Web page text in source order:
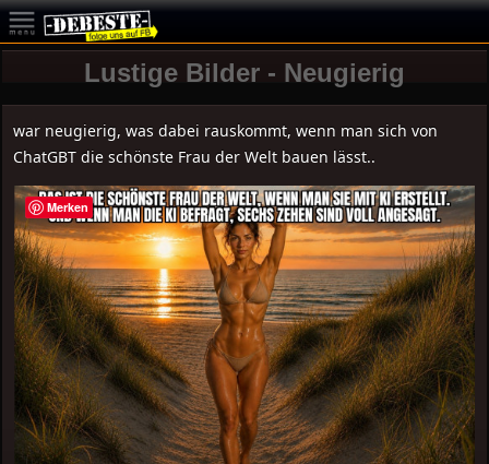
Lustige Bilder - Neugierig
war neugierig, was dabei rauskommt, wenn man sich von
ChatGBT die schönste Frau der Welt bauen lässt..
Merken